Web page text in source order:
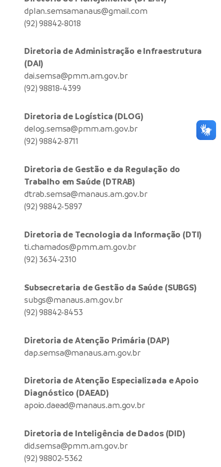
dplan.semsamanaus@gmail.com
(92) 98842-8018
Diretoria de Administração e Infraestrutura
(DAI)
dai.semsa@pmm.am.gov.br
(92) 98818-4399
Diretoria de Logística (DLOG)
delog.semsa@pmm.am.gov.br
(92) 98842-8711
Diretoria de Gestão e da Regulação do
Trabalho em Saúde (DTRAB)
dtrab.semsa@manaus.am.gov.br
(92) 98842-5897
Diretoria de Tecnologia da Informação (DTI)
ti.chamados@pmm.am.gov.br
(92) 3634-2310
Subsecretaria de Gestão da Saúde (SUBGS)
subgs@manaus.am.gov.br
(92) 98842-8453
Diretoria de Atenção Primária (DAP)
dap.semsa@manaus.am.gov.br
Diretoria de Atenção Especializada e Apoio
Diagnóstico (DAEAD)
apoio.daead@manaus.am.gov.br
Diretoria de Inteligência de Dados (DID)
did.semsa@pmm.am.gov.br
(92) 98802-5362